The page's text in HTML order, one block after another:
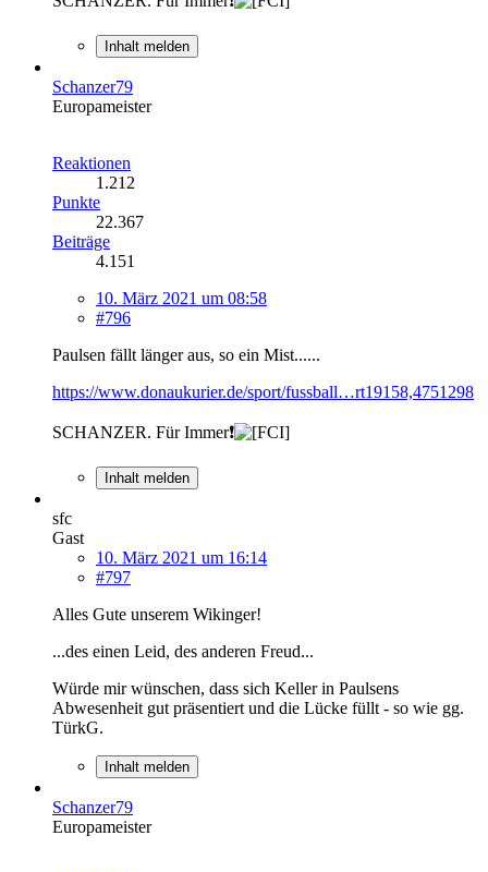
Inhalt melden
Schanzer79
Europameister
Reaktionen
1.212
Punkte
22.367
Beiträge
4.151
10. März 2021 um 08:58
#796
Paulsen fällt länger aus, so ein Mist......
https://www.donaukurier.de/sport/fussball…rt19158,4751298
SCHANZER. Für Immer❗
Inhalt melden
sfc
Gast
10. März 2021 um 16:14
#797
Alles Gute unserem Wikinger!
...des einen Leid, des anderen Freud...
Würde mir wünschen, dass sich Keller in Paulsens
Abwesenheit gut präsentiert und die Lücke füllt - so wie gg.
TürkG.
Inhalt melden
Schanzer79
Europameister